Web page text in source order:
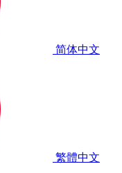
简体中文
繁體中文